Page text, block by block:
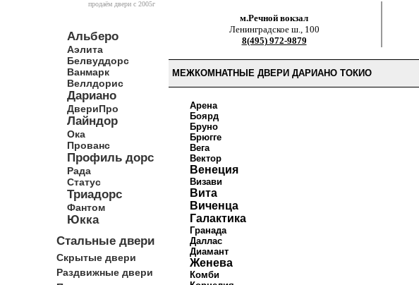
продаём двери c 2005г
Альберо
Аэлита
Белвуддорс
Ванмарк
Веллдорис
Дариано
ДвериПро
Лайндор
Ока
Прованс
Профиль дорс
Рада
Статус
Триадорс
Фантом
Юкка
Стальные двери
Скрытые двери
Раздвижные двери
м.Речной вокзал
Ленинградское ш., 100
8(495) 972-9879
МЕЖКОМНАТНЫЕ ДВЕРИ ДАРИАНО ТОКИО
Арена
Боярд
Бруно
Брюгге
Вега
Вектор
Венеция
Визави
Вита
Виченца
Галактика
Гранада
Даллас
Диамант
Женева
Комби